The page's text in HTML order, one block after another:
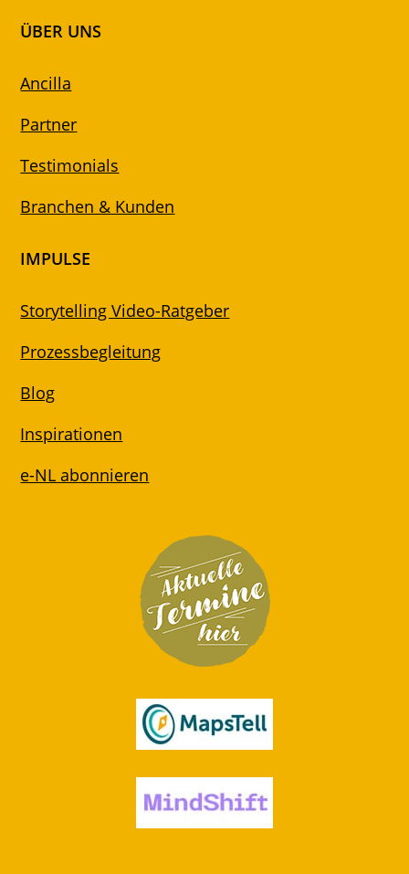
ÜBER UNS
Ancilla
Partner
Testimonials
Branchen & Kunden
IMPULSE
Storytelling Video-Ratgeber
Prozessbegleitung
Blog
Inspirationen
e-NL abonnieren